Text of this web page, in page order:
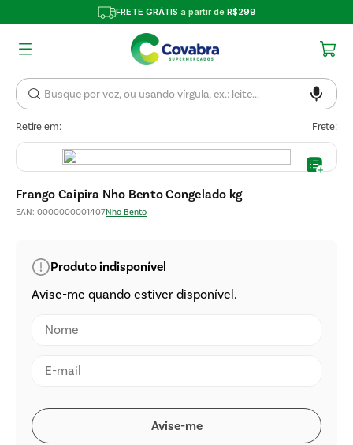
FRETE GRÁTIS a partir de R$299
Retire em: Frete:
Frango Caipira Nho Bento Congelado kg
EAN: 0000000001407Nho Bento